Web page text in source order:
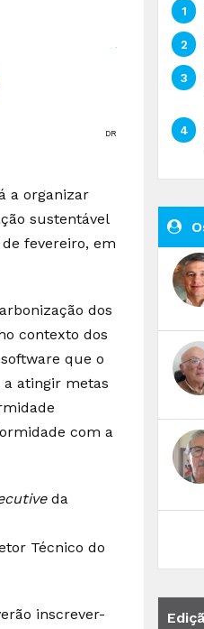
DR
a organizar
sustentável
fevereiro, em
dos
contexto dos
que o
atingir metas
com a
da
Técnico do
inscrever-